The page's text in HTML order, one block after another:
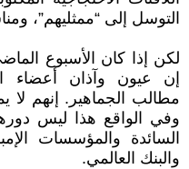
التوسل إلى “ممثليهم”،
لكن إذا كان الأسبوع
إن عيون وآذان أعضاء
مطالب الجماهير. إنهم لا
وفي الواقع هذا ليس
السائدة والمؤسسات
والبنك العالمي.